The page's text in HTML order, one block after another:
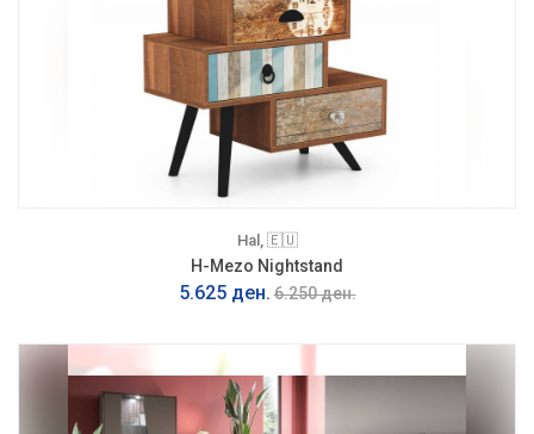
Hal, 🇪🇺
H-Mezo Nightstand
5.625 ден. 6.250 ден.